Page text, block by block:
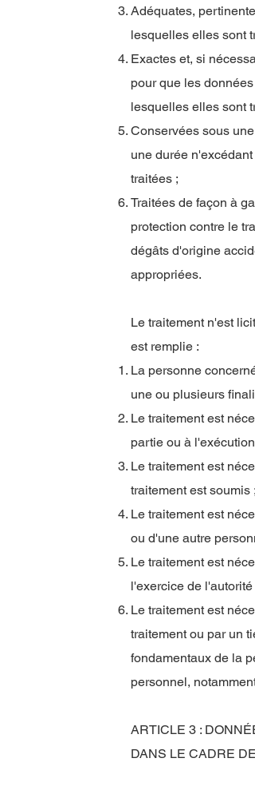
Adéquates,
lesquelles elles sont
Exactes et, si
pour que les
lesquelles elles sont
Conservées sous
une durée
traitées ;
Traitées de façon à
protection contre le
dégâts d'origine
appropriées.
Le traitement n'est
est remplie :
La personne
une ou plusieurs
Le traitement est
partie ou à
Le traitement est
traitement est soumis ;
Le traitement est
ou d'une autre
Le traitement est
l'exercice de
Le traitement est
traitement ou par un
fondamentaux de la
personnel,
ARTICLE 3 :
DANS LE CADRE